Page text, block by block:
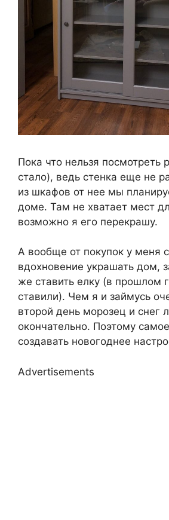
Пока что нельзя посмотреть
стало), ведь стенка еще не
из шкафов от нее мы
доме. Там не хватает мест
возможно я его перекрашу.
А вообще от покупок у меня
вдохновение украшать дом,
же ставить елку (в прошлом
ставили). Чем я и займусь
второй день морозец и снег
окончательно. Поэтому
создавать новогоднее
Advertisements